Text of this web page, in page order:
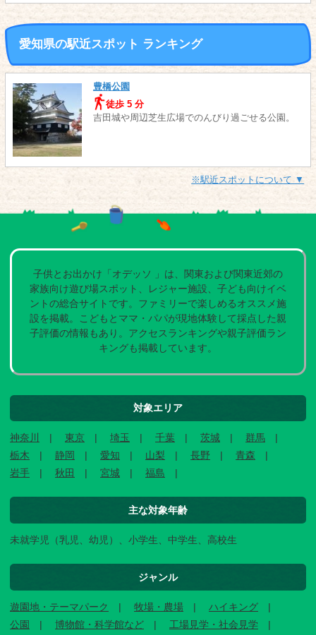
愛知県の駅近スポット ランキング
豊橋公園
徒歩 5 分
吉田城や周辺芝生広場でのんびり過ごせる公園。
※駅近スポットについて ▼
子供とお出かけ「オデッソ 」は、関東および関東近郊の
家族向け遊び場スポット、レジャー施設、子ども向けイベ
ントの総合サイトです。ファミリーで楽しめるオススメ施
設を掲載。こどもとママ・パパが現地体験して採点した親
子評価の情報もあり。アクセスランキングや親子評価ラン
キングも掲載しています。
対象エリア
神奈川 東京 埼玉 千葉 茨城
群馬
栃木
静岡 愛知 山梨 長野
青森
岩手
秋田 宮城 福島
主な対象年齢
未就学児（乳児、幼児）、小学生、中学生、高校生
ジャンル
遊園地・テーマパーク 牧場・農場
ハイキング
公園
博物館・科学館など
工場見学・社会見学